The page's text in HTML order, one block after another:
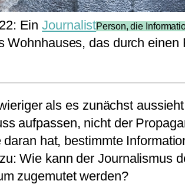
EinJournalistPerson, die
das durch
als es zunächst
aufpassen, nicht der
hat, bestimmte
Wie kann der Journalismus
zugemutet werden?